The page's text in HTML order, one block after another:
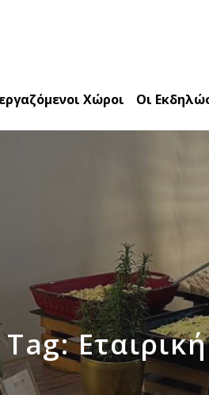
Χώροι Οι
Tag: